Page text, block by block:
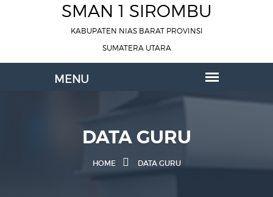
SMAN 1 SIROMBU
KABUPATEN NIAS BARAT PROVINSI
SUMATERA UTARA
DATA GURU
HOME DATA GURU